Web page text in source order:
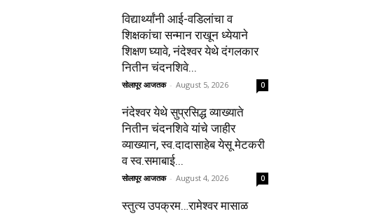
विद्यार्थ्यांनी आई-वडिलांचा व
शिक्षकांचा सन्मान राखून ध्येयाने
शिक्षण घ्यावे, नंदेश्वर येथे दंगलकार
नितीन चंदनशिवे...
सोलापूर आजतक - August 5, 2026 0
नंदेश्वर येथे सुप्रसिद्ध व्याख्याते
नितीन चंदनशिवे यांचे जाहीर
व्याख्यान, स्व.दादासाहेब येसू मेटकरी
व स्व.समाबाई...
सोलापूर आजतक - August 4, 2026 0
स्तुत्य उपक्रम…रामेश्वर मासाळ